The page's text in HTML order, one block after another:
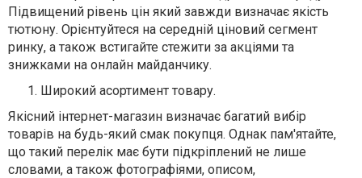
Підвищений рівень цін який завжди визначає якість
тютюну. Орієнтуйтеся на середній ціновий сегмент
ринку, а також встигайте стежити за акціями та
знижками на онлайн майданчику.
Широкий асортимент товару.
Якісний інтернет-магазин визначає багатий вибір
товарів на будь-який смак покупця. Однак пам'ятайте,
що такий перелік має бути підкріплений не лише
словами, а також фотографіями, описом,